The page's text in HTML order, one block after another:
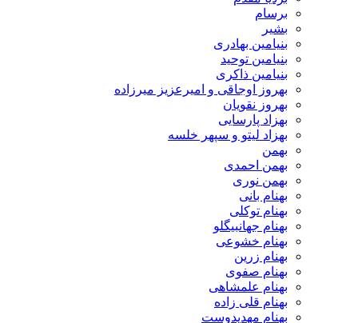
برسام
بشیر
بنیامین بهادری
بنیامین توحید
بنیامین ذاکری
بهروز اوجاقی و امیرعزیز میرزاده
بهروز نقویان
بهزاد پارسایی
بهزاد لیتو و سپهر خلسه
بهمن
بهمن احمدی
بهمن نوری
بهنام بانی
بهنام توکلی
بهنام جهانبیگلو
بهنام خشوعی
بهنام زرین
بهنام صفوی
بهنام علمشاهی
بهنام قلی زاده
بهنام مهدیدوست